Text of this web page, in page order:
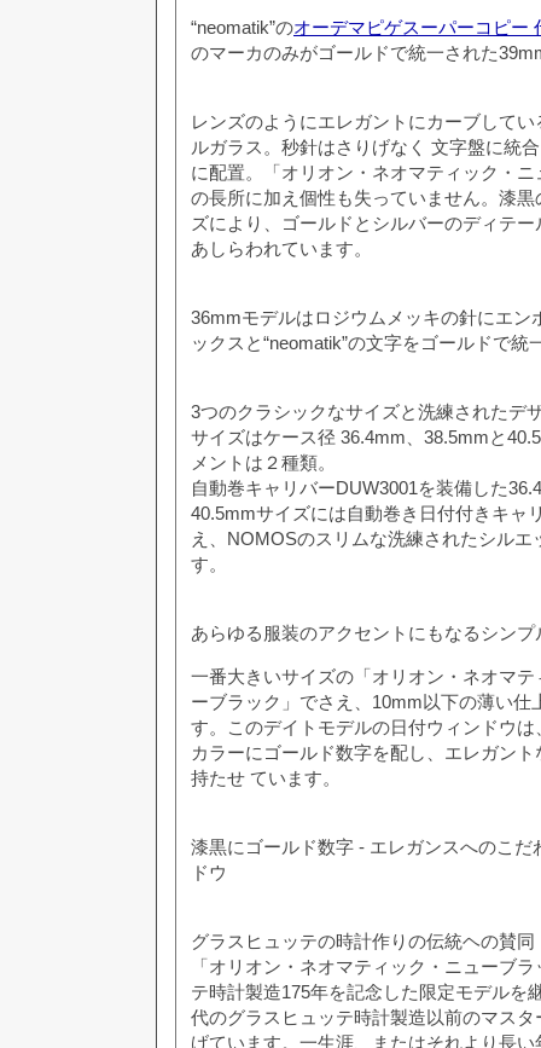
“neomatik”のオーデマピゲスーパーコピー
のマーカのみがゴールドで統一された
レンズのようにエレガントにカーブして
ルガラス。秒針はさりげなく 文字盤に統
に配置。「オリオン・ネオマティック・
の長所に加え個性も失っていません。漆
ズにより、ゴールドとシルバーのディテ
あしらわれています。
36mmモデルはロジウムメッキの針にエン
ックスと“neomatik”の文字をゴールドで統
3つのクラシックなサイズと洗練されたデ
サイズはケース径 36.4mm、38.5mmと
メントは２種類。
自動巻キャリバーDUW3001を装備した
40.5mmサイズには自動巻き日付付きキャ
え、NOMOSのスリムな洗練されたシルエ
す。
あらゆる服装のアクセントにもなるシンプ
一番大きいサイズの「オリオン・ネオマ
ーブラック」でさえ、10mm以下の薄い仕
す。このデイトモデルの日付ウィンドウ
カラーにゴールド数字を配し、エレガン
持たせ ています。
漆黒にゴールド数字 - エレガンスへのこだ
ドウ
グラスヒュッテの時計作りの伝統ヘの賛同
「オリオン・ネオマティック・ニューブ
テ時計製造175年を記念した限定モデルを
代のグラスヒュッテ時計製造以前のマス
げています。一生涯、またはそれより長